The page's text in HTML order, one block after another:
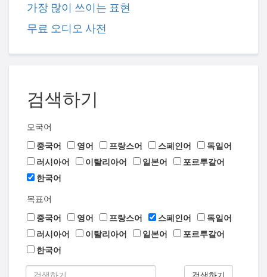
가장 많이 쓰이는 표현
무료 오디오 사전
검색하기
모국어
중국어
영어 프랑스어 스페인어
독일어
러시아어
이탈리아어 일본어
포르투갈어
한국어
목표어
중국어
영어 프랑스어 스페인어
독일어
러시아어
이탈리아어 일본어
포르투갈어
한국어